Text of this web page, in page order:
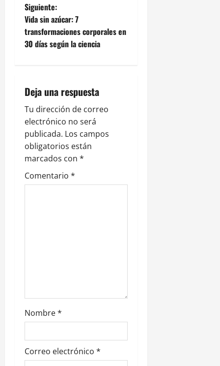
e
g
c
i
ó
n
d
e
a
d
s
Siguiente:
Vida sin azúcar: 7
transformaciones corporales en
30 días según la ciencia
Deja una respuesta
Tu dirección de correo
electrónico no será
publicada. Los campos
obligatorios están
marcados con *
Comentario *
Nombre*
Correo electrónico *